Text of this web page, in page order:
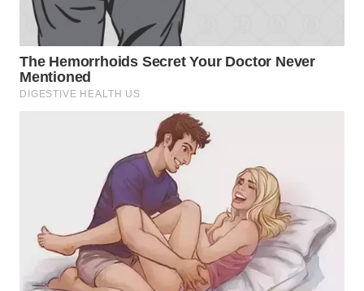
WN
MALUKU
WN
MALUT
TOBA
WN